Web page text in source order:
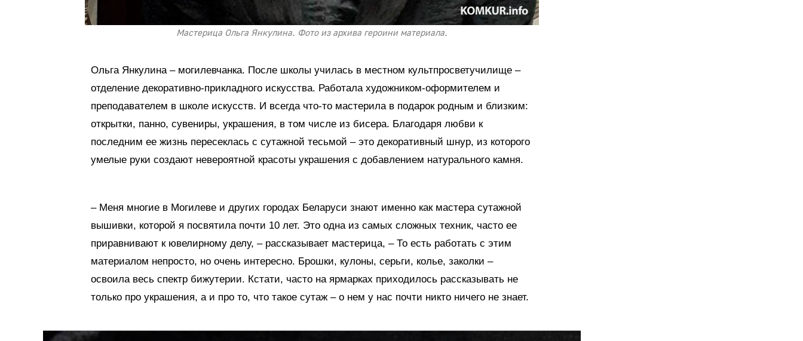
Мастерица Ольга Янкулина. Фото из архива героини материала.
Ольга Янкулина – могилевчанка. После школы училась в местном культпросветучилище –
отделение декоративно-прикладного искусства. Работала художником-оформителем и
преподавателем в школе искусств. И всегда что-то мастерила в подарок родным и близким:
открытки, панно, сувениры, украшения, в том числе из бисера. Благодаря любви к
последним ее жизнь пересеклась с сутажной тесьмой – это декоративный шнур, из которого
умелые руки создают невероятной красоты украшения с добавлением натурального камня.
– Меня многие в Могилеве и других городах Беларуси знают именно как мастера сутажной
вышивки, которой я посвятила почти 10 лет. Это одна из самых сложных техник, часто ее
приравнивают к ювелирному делу, – рассказывает мастерица, – То есть работать с этим
материалом непросто, но очень интересно. Брошки, кулоны, серьги, колье, заколки –
освоила весь спектр бижутерии. Кстати, часто на ярмарках приходилось рассказывать не
только про украшения, а и про то, что такое сутаж – о нем у нас почти никто ничего не знает.